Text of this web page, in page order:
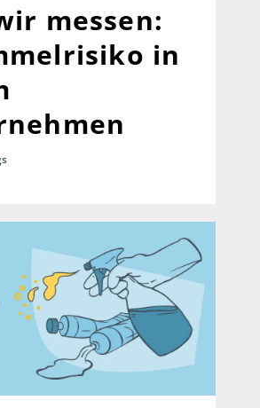
messen:
in